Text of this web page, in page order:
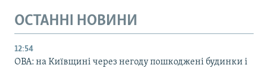
ОСТАННІ НОВИНИ
12:54
ОВА: на Київщині через негоду пошкоджені будинки і